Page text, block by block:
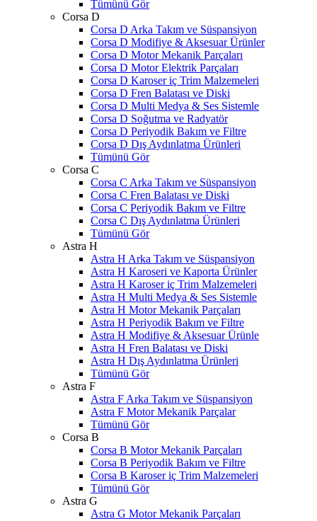
Tümünü Gör
Corsa D
Corsa D Arka Takım ve Süspansiyon
Corsa D Modifiye & Aksesuar Ürünler
Corsa D Motor Mekanik Parçaları
Corsa D Motor Elektrik Parçaları
Corsa D Karoser iç Trim Malzemeleri
Corsa D Fren Balatası ve Diski
Corsa D Multi Medya & Ses Sistemle
Corsa D Soğutma ve Radyatör
Corsa D Periyodik Bakım ve Filtre
Corsa D Dış Aydınlatma Ürünleri
Tümünü Gör
Corsa C
Corsa C Arka Takım ve Süspansiyon
Corsa C Fren Balatası ve Diski
Corsa C Periyodik Bakım ve Filtre
Corsa C Dış Aydınlatma Ürünleri
Tümünü Gör
Astra H
Astra H Arka Takım ve Süspansiyon
Astra H Karoseri ve Kaporta Ürünler
Astra H Karoser iç Trim Malzemeleri
Astra H Multi Medya & Ses Sistemle
Astra H Motor Mekanik Parçaları
Astra H Periyodik Bakım ve Filtre
Astra H Modifiye & Aksesuar Ürünle
Astra H Fren Balatası ve Diski
Astra H Dış Aydınlatma Ürünleri
Tümünü Gör
Astra F
Astra F Arka Takım ve Süspansiyon
Astra F Motor Mekanik Parçalar
Tümünü Gör
Corsa B
Corsa B Motor Mekanik Parçaları
Corsa B Periyodik Bakım ve Filtre
Corsa B Karoser iç Trim Malzemeleri
Tümünü Gör
Astra G
Astra G Motor Mekanik Parçaları